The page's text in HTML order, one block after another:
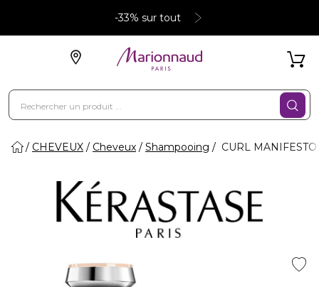
-33% sur tout
CHEVEUX Cheveux Shampooing CURL